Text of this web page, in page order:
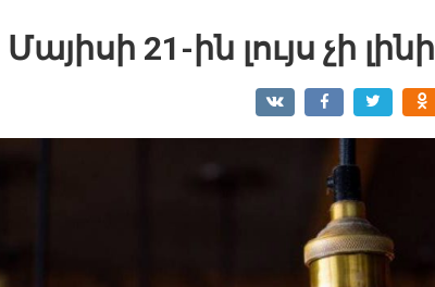
21-ին լույս չի լինի